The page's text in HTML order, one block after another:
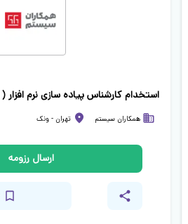
همکاران سیستم تهران - ونک
ارسال رزومه